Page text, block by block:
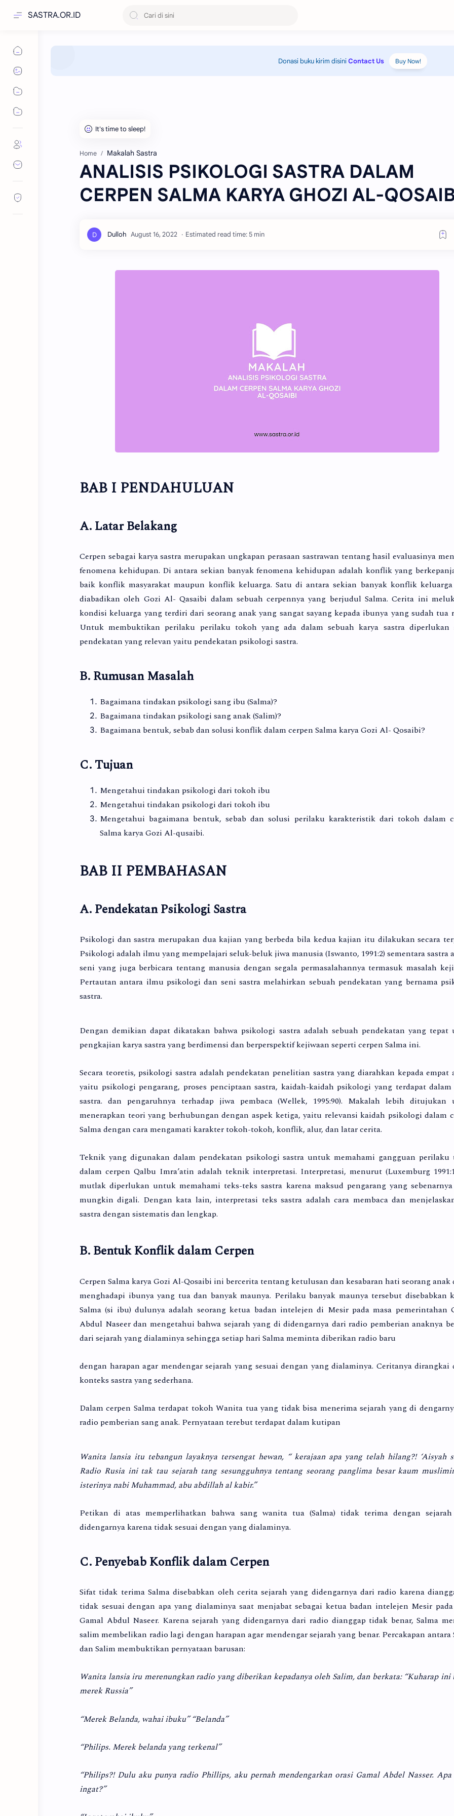
SASTRA.OR.ID
Donasi buku kirim disiniContact Us Buy Now!
Home Makalah Sastra
ANALISIS PSIKOLOGI SASTRA DALAM
CERPEN SALMA KARYA GHOZI AL-
Estimated read time: 5 min
BAB I PENDAHULUAN
A. Latar Belakang
Cerpen sebagai karya sastra merupakan ungkapan perasaan sastrawan tentang hasil evaluasinya
fenomena kehidupan. Di antara sekian banyak fenomena kehidupan adalah konflik yang
baik konflik masyarakat maupun konflik keluarga. Satu di antara sekian banyak konflik
diabadikan oleh Gozi Al- Qasaibi dalam sebuah cerpennya yang berjudul Salma. Cerita ini
kondisi keluarga yang terdiri dari seorang anak yang sangat sayang kepada ibunya yang sudah tua
Untuk membuktikan perilaku perilaku tokoh yang ada dalam sebuah karya sastra diperlukan
pendekatan yang relevan yaitu pendekatan psikologi sastra.
B. Rumusan Masalah
Bagaimana tindakan psikologi sang ibu (Salma)?
Bagaimana tindakan psikologi sang anak (Salim)?
Bagaimana bentuk, sebab dan solusi konflik dalam cerpen Salma karya Gozi Al- Qosaibi?
C. Tujuan
Mengetahui tindakan psikologi dari tokoh ibu
Mengetahui tindakan psikologi dari tokoh ibu
Mengetahui bagaimana bentuk, sebab dan solusi perilaku karakteristik dari tokoh dalam
Salma karya Gozi Al-qusaibi.
BAB II PEMBAHASAN
A. Pendekatan Psikologi Sastra
Psikologi dan sastra merupakan dua kajian yang berbeda bila kedua kajian itu dilakukan secara
Psikologi adalah ilmu yang mempelajari seluk-beluk jiwa manusia (Iswanto, 1991:2) sementara sastra
seni yang juga berbicara tentang manusia dengan segala permasalahannya termasuk masalah
Pertautan antara ilmu psikologi dan seni sastra melahirkan sebuah pendekatan yang bernama
sastra.
Dengan demikian dapat dikatakan bahwa psikologi sastra adalah sebuah pendekatan yang tepat
pengkajian karya sastra yang berdimensi dan berperspektif kejiwaan seperti cerpen Salma ini.
Secara teoretis, psikologi sastra adalah pendekatan penelitian sastra yang diarahkan kepada empat
yaitu psikologi pengarang, proses penciptaan sastra, kaidah-kaidah psikologi yang terdapat dalam
sastra. dan pengaruhnya terhadap jiwa pembaca (Wellek, 1995:90). Makalah lebih ditujukan
menerapkan teori yang berhubungan dengan aspek ketiga, yaitu relevansi kaidah psikologi dalam
Salma dengan cara mengamati karakter tokoh-tokoh, konflik, alur, dan latar cerita.
Teknik yang digunakan dalam pendekatan psikologi sastra untuk memahami gangguan perilaku
dalam cerpen Qalbu Imra’atin adalah teknik interpretasi. Interpretasi, menurut (Luxemburg
mutlak diperlukan untuk memahami teks-teks sastra karena maksud pengarang yang
mungkin digali. Dengan kata lain, interpretasi teks sastra adalah cara membaca dan
sastra dengan sistematis dan lengkap.
B. Bentuk Konflik dalam Cerpen
Cerpen Salma karya Gozi Al-Qosaibi ini bercerita tentang ketulusan dan kesabaran hati seorang anak
menghadapi ibunya yang tua dan banyak maunya. Perilaku banyak maunya tersebut disebabkan
Salma (si ibu) dulunya adalah seorang ketua badan intelejen di Mesir pada masa pemerintahan
Abdul Naseer dan mengetahui bahwa sejarah yang di didengarnya dari radio pemberian anaknya
dari sejarah yang dialaminya sehingga setiap hari Salma meminta diberikan radio baru
dengan harapan agar mendengar sejarah yang sesuai dengan yang dialaminya. Ceritanya dirangkai
konteks sastra yang sederhana.
Dalam cerpen Salma terdapat tokoh Wanita tua yang tidak bisa menerima sejarah yang di
radio pemberian sang anak. Pernyataan terebut terdapat dalam kutipan
Wanita lansia itu tebangun layaknya tersengat hewan, “ kerajaan apa yang telah hilang?! ‘Aisyah
Radio Rusia ini tak tau sejarah tang sesungguhnya tentang seorang panglima besar kaum
isterinya nabi Muhammad, abu abdillah al kabir.”
Petikan di atas memperlihatkan bahwa sang wanita tua (Salma) tidak terima dengan
didengarnya karena tidak sesuai dengan yang dialaminya.
C. Penyebab Konflik dalam Cerpen
Sifat tidak terima Salma disebabkan oleh cerita sejarah yang didengarnya dari radio karena
tidak sesuai dengan apa yang dialaminya saat menjabat sebagai ketua badan intelejen Mesir
Gamal Abdul Naseer. Karena sejarah yang didengarnya dari radio dianggap tidak benar, Salma
salim membelikan radio lagi dengan harapan agar mendengar sejarah yang benar. Percakapan antara
dan Salim membuktikan pernyataan barusan:
Wanita lansia iru merenungkan radio yang diberikan kepadanya oleh Salim, dan berkata: “Kuharap ini
merek Russia”
“Merek Belanda, wahai ibuku” “Belanda”
“Philips. Merek belanda yang terkenal”
“Philips?! Dulu aku punya radio Phillips, aku pernah mendengarkan orasi Gamal Abdel Nasser.
ingat?”